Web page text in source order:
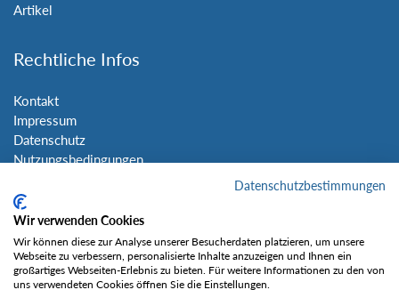
Artikel
Rechtliche Infos
Kontakt
Impressum
Datenschutz
Nutzungsbedingungen
Social Media
Datenschutzbestimmungen
Wir verwenden Cookies
Wir können diese zur Analyse unserer Besucherdaten platzieren, um unsere
Webseite zu verbessern, personalisierte Inhalte anzuzeigen und Ihnen ein
großartiges Webseiten-Erlebnis zu bieten. Für weitere Informationen zu den von
uns verwendeten Cookies öffnen Sie die Einstellungen.